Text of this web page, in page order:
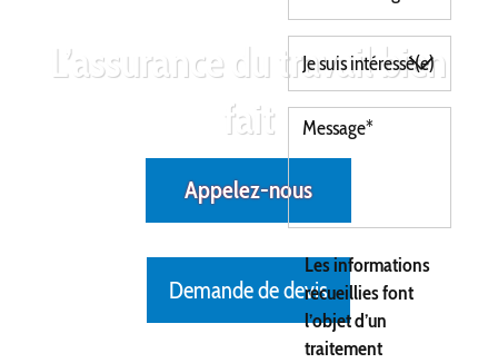
L’assurance du travail bien
fait
Appelez-nous
Demande de devis
Les informations
recueillies font
l’objet d’un
traitement